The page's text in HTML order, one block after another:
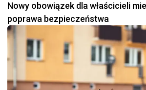
Nowy obowiązek dla właścicieli
poprawa bezpieczeństwa